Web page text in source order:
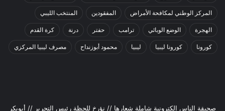
المركز الوطني لمكافحة الأمراض المفقودين المنتخب الليبي
الهجرة الوضع الوبائي ترامب حفتر درنة كرة القدم
كورونا كورونا ليبيا ليبيا محمود أبوزنداح مصرف ليبيا المركزي
صحيقة الناس إلكترونية شاملة شعارها // نؤرخ للحظة رئيس التحرير // أبوبكر